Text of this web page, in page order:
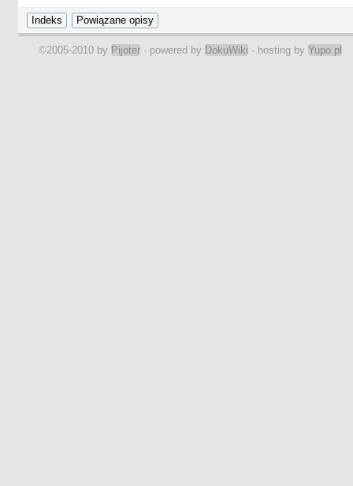
©2005-2010 by Pijoter · powered by DokuWiki · hosting by Yupo.pl